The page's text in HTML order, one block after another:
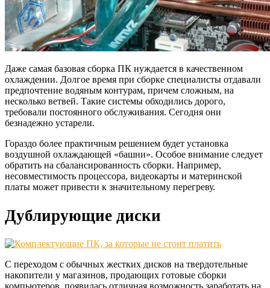
Даже самая базовая сборка ПК нуждается в качественном
охлаждении. Долгое время при сборке специалисты отдавали
предпочтение водяным контурам, причем сложным, на
несколько ветвей. Такие системы обходились дорого,
требовали постоянного обслуживания. Сегодня они
безнадежно устарели.
Гораздо более практичным решением будет установка
воздушной охлаждающей «башни». Особое внимание следует
обратить на сбалансированность сборки. Например,
несовместимость процессора, видеокарты и материнской
платы может привести к значительному перегреву.
Дублирующие диски
С переходом с обычных жестких дисков на твердотельные
накопители у магазинов, продающих готовые сборки